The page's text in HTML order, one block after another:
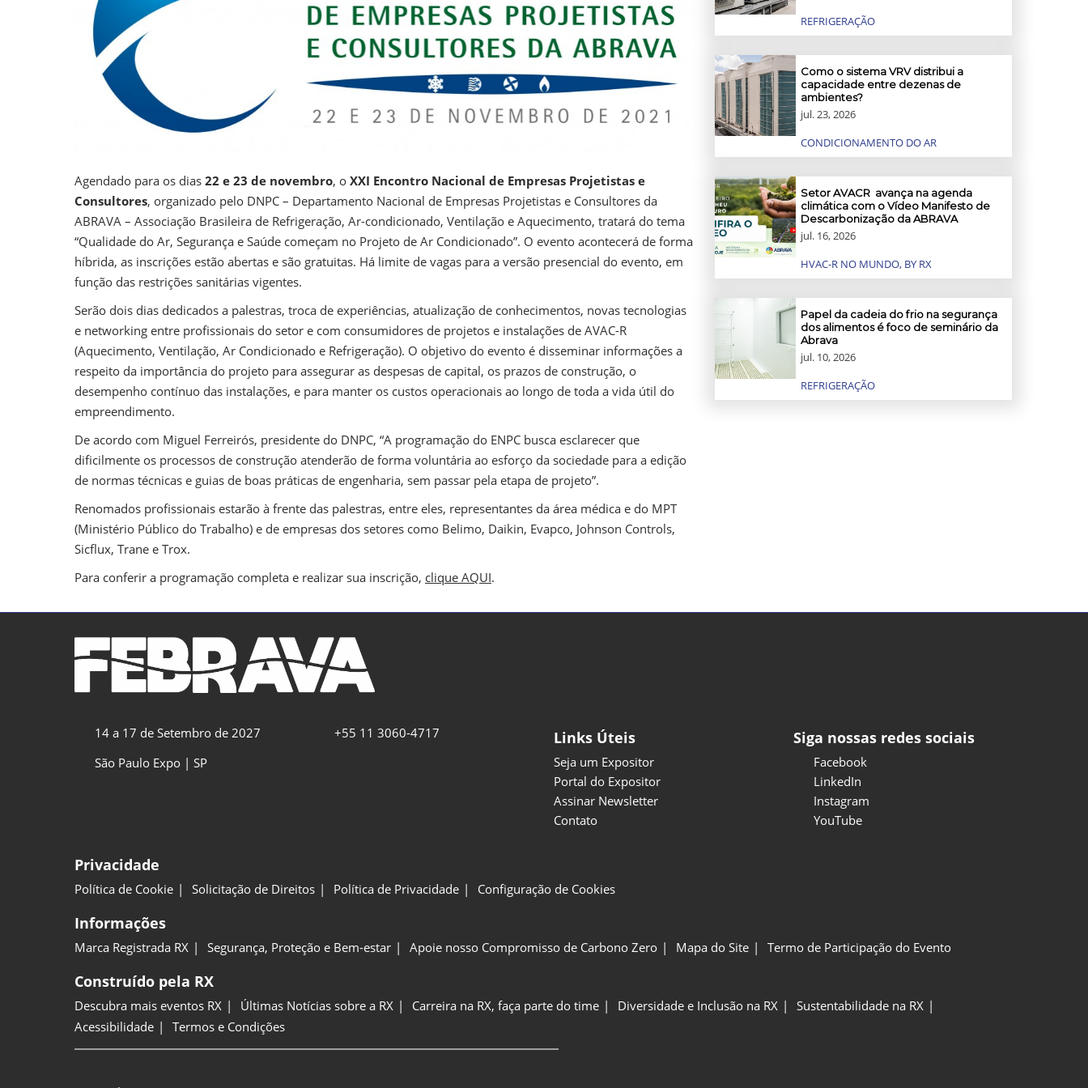
Agendado para os dias 22 e 23 de novembro, o XXI Encontro Nacional de Empresas Projetistas e
Consultores, organizado pelo DNPC – Departamento Nacional de Empresas Projetistas e Consultores da
ABRAVA – Associação Brasileira de Refrigeração, Ar-condicionado, Ventilação e Aquecimento, tratará do tema
“Qualidade do Ar, Segurança e Saúde começam no Projeto de Ar Condicionado”. O evento acontecerá de forma
híbrida, as inscrições estão abertas e são gratuitas. Há limite de vagas para a versão presencial do evento, em
função das restrições sanitárias vigentes.
Serão dois dias dedicados a palestras, troca de experiências, atualização de conhecimentos, novas tecnologias
e networking entre profissionais do setor e com consumidores de projetos e instalações de AVAC-R
(Aquecimento, Ventilação, Ar Condicionado e Refrigeração). O objetivo do evento é disseminar informações a
respeito da importância do projeto para assegurar as despesas de capital, os prazos de construção, o
desempenho contínuo das instalações, e para manter os custos operacionais ao longo de toda a vida útil do
empreendimento.
De acordo com Miguel Ferreirós, presidente do DNPC, “A programação do ENPC busca esclarecer que
dificilmente os processos de construção atenderão de forma voluntária ao esforço da sociedade para a edição
de normas técnicas e guias de boas práticas de engenharia, sem passar pela etapa de projeto”.
Renomados profissionais estarão à frente das palestras, entre eles, representantes da área médica e do MPT
(Ministério Público do Trabalho) e de empresas dos setores como Belimo, Daikin, Evapco, Johnson Controls,
Sicflux, Trane e Trox.
Para conferir a programação completa e realizar sua inscrição, clique AQUI.
REFRIGERAÇÃO
Como o sistema VRV distribui a
capacidade entre dezenas de
ambientes?
jul. 23, 2026
CONDICIONAMENTO DO AR
Setor AVACR avança na agenda
climática com o Vídeo Manifesto de
Descarbonização da ABRAVA
jul. 16, 2026
HVAC-R NO MUNDO, BY RX
Papel da cadeia do frio na segurança
dos alimentos é foco de seminário da
Abrava
jul. 10, 2026
REFRIGERAÇÃO
14 a 17 de Setembro de 2027
São Paulo Expo | SP
+55 11 3060-4717 Links Úteis
Seja um Expositor
Portal do Expositor
Assinar Newsletter
Contato
Siga nossas redes sociais
Facebook
LinkedIn
Instagram
YouTube
Privacidade
Política de Cookie Solicitação de Direitos Política de Privacidade Configuração de Cookies
Informações
Marca Registrada RX Segurança, Proteção e Bem-estar Apoie nosso Compromisso de Carbono Zero Mapa do Site Termo de Participação do Evento
Construído pela RX
Descubra mais eventos RX Últimas Notícias sobre a RX Carreira na RX, faça parte do time Diversidade e Inclusão na RX
Sustentabilidade na RX
Acessibilidade
Termos e Condições